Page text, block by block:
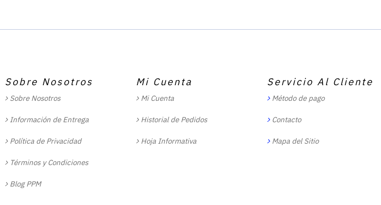
Sobre Nosotros
Sobre Nosotros
Información de Entrega
Política de Privacidad
Términos y Condiciones
Blog PPM
Mi Cuenta
Mi Cuenta
Historial de Pedidos
Hoja Informativa
Servicio Al Cliente
Método de pago
Contacto
Mapa del Sitio